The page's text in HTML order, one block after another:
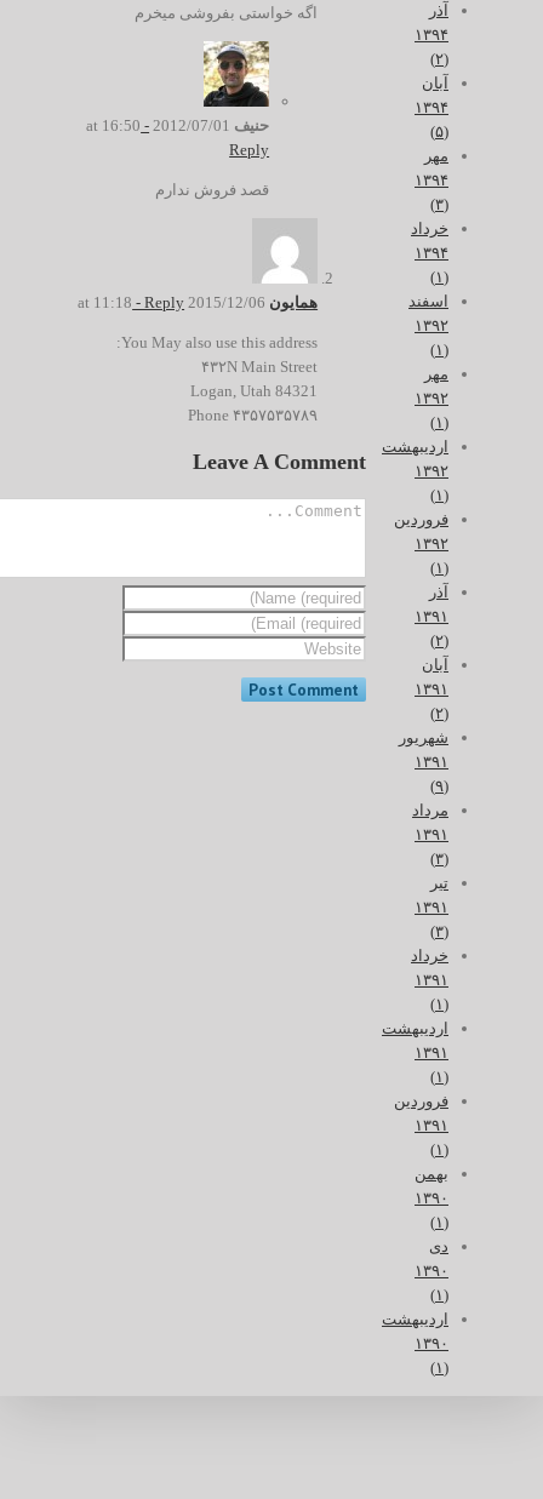
اگه خواستی بفروشی میخرم
حنیف2012/07/01 at 16:50
-
Reply
قصد فروش ندارم
همایون2015/12/06 at 11:18
- Reply
You May also use this address:
۴۳۲N Main Street
Logan, Utah 84321
۴۳۵۷۵۳۵۷۸۹ Phone
Leave A Comment
آذر
۱۳۹۴
آبان
۱۳۹۴
مهر
۱۳۹۴
خرداد
۱۳۹۴
اسفند
۱۳۹۲
مهر
۱۳۹۲
اردیبهشت
۱۳۹۲
فروردین
۱۳۹۲
آذر
۱۳۹۱
آبان
۱۳۹۱
شهریور
۱۳۹۱
مرداد
۱۳۹۱
تیر
۱۳۹۱
خرداد
۱۳۹۱
اردیبهشت
۱۳۹۱
فروردین
۱۳۹۱
بهمن
۱۳۹۰
دی
۱۳۹۰
اردیبهشت
۱۳۹۰